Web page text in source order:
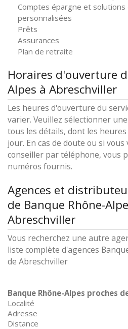
Comptes épargne et
personnalisées
Prêts
Assurances
Plan de retraite
Horaires d'ouverture
Alpes à Abreschviller
Les heures d'ouverture du
varier. Veuillez sélectionner
tous les détails, dont les
jour. En cas de doute ou si
conseiller par téléphone, vous
numéros fournis.
Agences et
de Banque Rhône-
Abreschviller
Vous recherchez une autre
liste complète d'agences
de Abreschviller
Banque Rhône-Alpes proches
Localité
Adresse
Distance